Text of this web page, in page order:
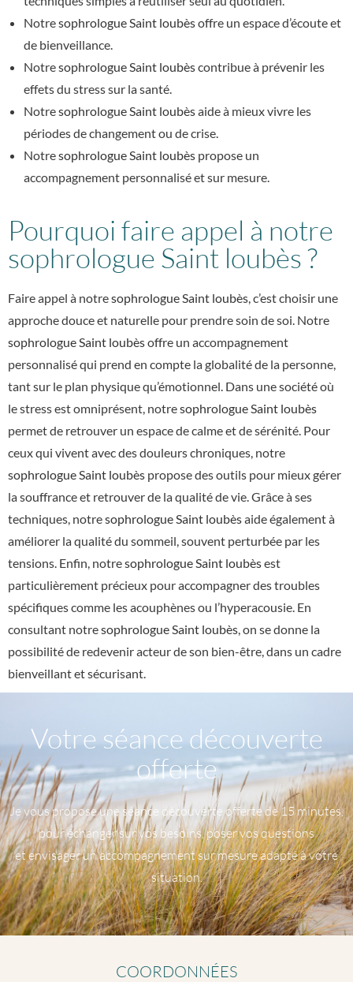
Notresophrologue Saint loubèsoffre un espace d’écoute et
de bienveillance.
Notresophrologue Saint loubèscontribue à prévenir les
effets du stress sur la santé.
Notresophrologue Saint loubèsaide à mieux vivre les
périodes de changement ou de crise.
Notresophrologue Saint loubès propose un
accompagnement personnalisé et sur mesure.
Pourquoi faire appel à notre
sophrologue Saint loubès ?
Faire appel à notresophrologue Saint loubès , c’est choisir une
approche douce et naturelle pour prendre soin de soi. Notre
sophrologue Saint loubèsoffre un accompagnement
personnalisé qui prend en compte la globalité de la personne,
tant sur le plan physique qu’émotionnel. Dans une société où
le stress est omniprésent, notresophrologue Saint loubès
permet de retrouver un espace de calme et de sérénité. Pour
ceux qui vivent avec des douleurs chroniques, notre
sophrologue Saint loubès propose des outils pour mieux gérer
la souffrance et retrouver de la qualité de vie. Grâce à ses
techniques, notresophrologue Saint loubèsaide également à
améliorer la qualité du sommeil, souvent perturbée par les
tensions. Enfin, notresophrologue Saint loubèsest
particulièrement précieux pour accompagner des troubles
spécifiques comme les acouphènes ou l’hyperacousie. En
consultant notresophrologue Saint loubès , on se donne la
possibilité de redevenir acteur de son bien-être, dans un cadre
bienveillant et sécurisant.
Votre séance découverte
offerte
Je vous propose une séance découverte offerte de 15 minutes,
pour échanger sur vos besoins, poser vos questions
et envisager un accompagnement sur mesure adapté à votre
situation.
COORDONNÉES